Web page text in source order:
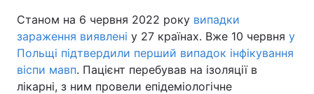
Станом на 6 червня 2022 року випадки
зараження виявлені у 27 країнах. Вже 10 червня у
Польщі підтвердили перший випадок інфікування
віспи мавп. Пацієнт перебував на ізоляції в
лікарні, з ним провели епідеміологічне